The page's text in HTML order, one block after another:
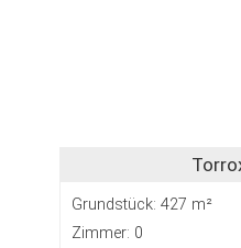
Grundstück: 427 m²
Zimmer: 0